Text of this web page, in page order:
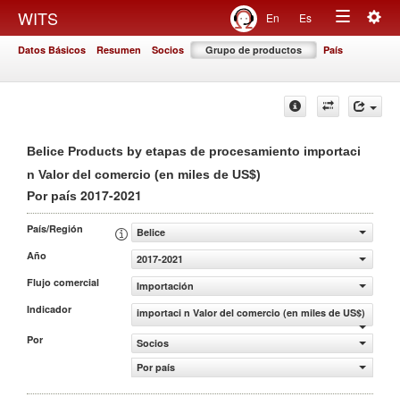
WITS En Es
Toggle
Datos Básicos Resumen Socios Grupo de productos País
Belice Products by etapas de procesamiento importaci
n Valor del comercio (en miles de US$)
Por país 2017-2021
País/Región
Belice
Año
2017-2021
Flujo comercial
Importación
Indicador
importaci n Valor del comercio (en miles de US$)
Por
Socios
Por país